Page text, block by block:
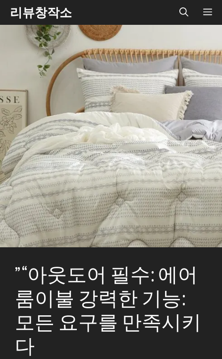
Skip
content
리뷰창작소
” “아웃도어 필수: 에어
룸이불 강력한 기능:
모든 요구를 만족시키
다